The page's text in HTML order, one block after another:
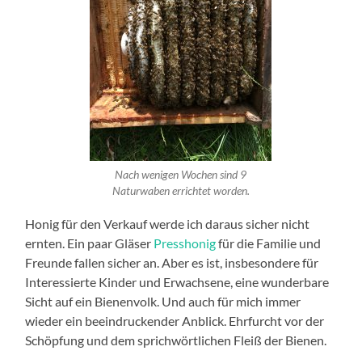
Nach wenigen Wochen sind 9
Naturwaben errichtet worden.
Honig für den Verkauf werde ich daraus sicher nicht
ernten. Ein paar Gläser Presshonigfür die Familie und
Freunde fallen sicher an. Aber es ist, insbesondere für
Interessierte Kinder und Erwachsene, eine wunderbare
Sicht auf ein Bienenvolk. Und auch für mich immer
wieder ein beeindruckender Anblick. Ehrfurcht vor der
Schöpfung und dem sprichwörtlichen Fleiß der Bienen.